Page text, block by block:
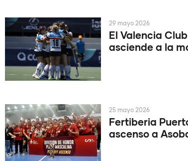
El Valencia
asciende a la
29 mayo 2026
Fertiberia
ascenso a
25 mayo 2026